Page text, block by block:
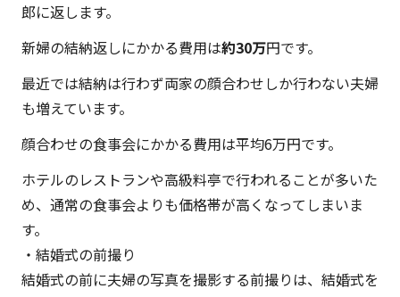
郎に返します。
新婦の結納返しにかかる費用は約30万円です。
最近では結納は行わず両家の顔合わせしか行わない夫婦
も増えています。
顔合わせの食事会にかかる費用は平均6万円です。
ホテルのレストランや高級料亭で行われることが多いた
め、通常の食事会よりも価格帯が高くなってしまいま
す。
・結婚式の前撮り
結婚式の前に夫婦の写真を撮影する前撮りは、結婚式を